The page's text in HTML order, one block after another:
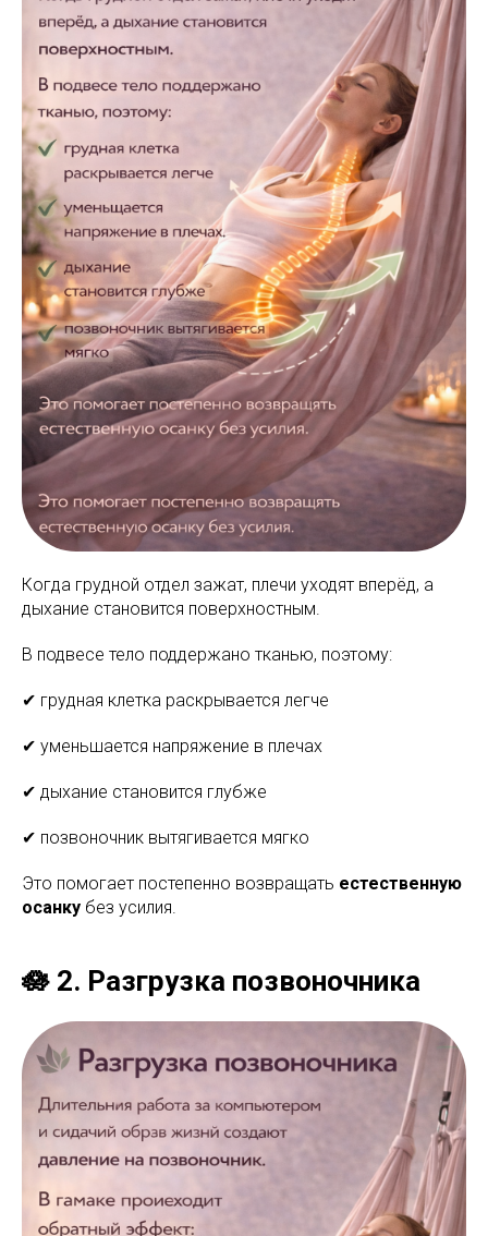
Когда грудной отдел зажат, плечи уходят вперёд, а
дыхание становится поверхностным.
В подвесе тело поддержано тканью, поэтому:
✔ грудная клетка раскрывается легче
✔ уменьшается напряжение в плечах
✔ дыхание становится глубже
✔ позвоночник вытягивается мягко
Это помогает постепенно возвращать естественную
осанку без усилия.
🪷 2. Разгрузка позвоночника